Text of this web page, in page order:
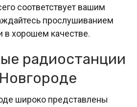
соответствует вашим
прослушиванием
в хорошем качестве.
радиостанции
широко представлены